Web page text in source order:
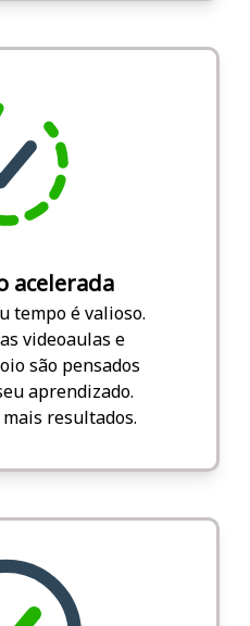
acelerada
tempo é valioso.
videoaulas e
são pensados
aprendizado.
resultados.